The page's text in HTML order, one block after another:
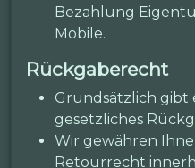
Bezahlung
Mobile.
Rückgaberecht
Grundsätzlich gibt
gesetzliches
Wir gewähren
Retourrecht